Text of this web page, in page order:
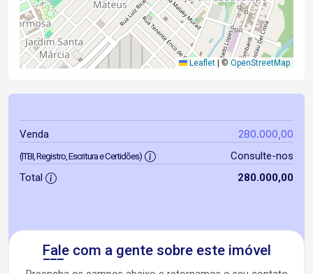
Leaflet |© OpenStreetMap
Venda 280.000,00
(ITBI, Registro, Escritura e Certidões)
Consulte-nos
Total
280.000,00
Fale com a gente sobre este imóvel